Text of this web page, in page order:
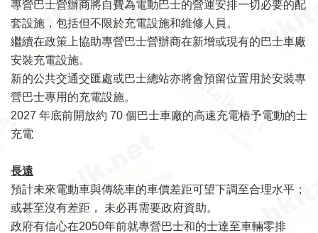
專營巴士營辦商將自費為電動巴士的營運安排一切必要的配
套設施，包括但不限於充電設施和維修人員。
繼續在政策上協助專營巴士營辦商在新增或現有的巴士車廠
安裝充電設施。
新的公共交通交匯處或巴士總站亦將會預留位置用於安裝專
營巴士專用的充電設施。
2027 年底前開放約 70 個巴士車廠的高速充電樁予電動的士
充電
長遠
預計未來電動車與傳統車的車價差距可望下調至合理水平；
或甚至沒有差距， 未必再需要政府資助。
政府有信心在2050年前就專營巴士和的士達至車輛零排